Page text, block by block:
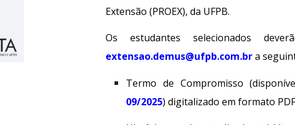
Extensão (PROEX), da UFPB.
Os estudantes selecionados
extensao.demus@ufpb.com.bra
Termo de Compromisso
09/2025) digitalizado em formato